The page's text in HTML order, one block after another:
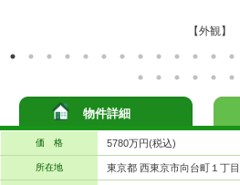
【外観】
物件詳細
価 格 5780万円(税込)
所在地 東京都 西東京市向台町１丁目